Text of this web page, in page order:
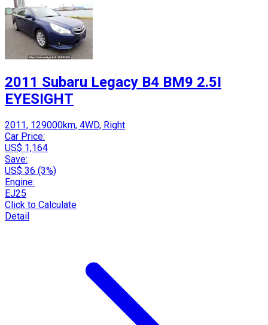
2011 Subaru Legacy B4 BM9 2.5I
EYESIGHT
2011, 129000km, 4WD, Right
Car Price:
US$ 1,164
Save:
US$ 36 (3%)
Engine:
EJ25
Click to Calculate
Detail